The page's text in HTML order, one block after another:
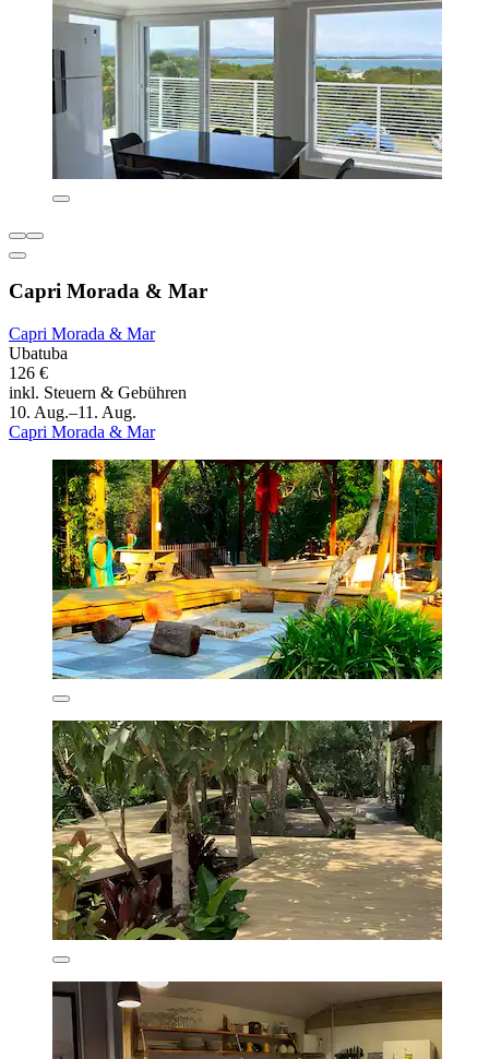
Capri Morada & Mar
Capri Morada & Mar
Ubatuba
126 €
inkl. Steuern & Gebühren
10. Aug.–11. Aug.
Capri Morada & Mar